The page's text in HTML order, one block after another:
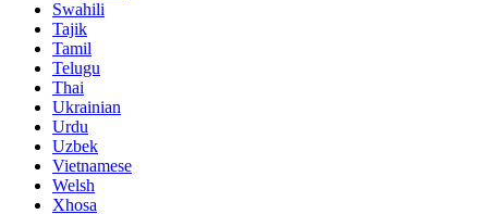
Swahili
Tajik
Tamil
Telugu
Thai
Ukrainian
Urdu
Uzbek
Vietnamese
Welsh
Xhosa